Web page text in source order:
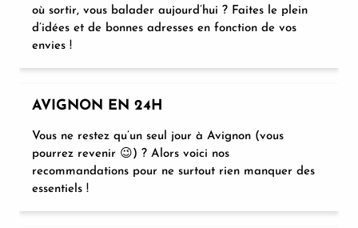
où sortir, vous balader aujourd’hui ? Faites le plein
d’idées et de bonnes adresses en fonction de vos
envies !
AVIGNON EN 24H
Vous ne restez qu’un seul jour à Avignon (vous
pourrez revenir 😉) ? Alors voici nos
recommandations pour ne surtout rien manquer des
essentiels !